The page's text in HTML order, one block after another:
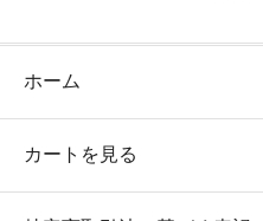
ホーム
カートを見る